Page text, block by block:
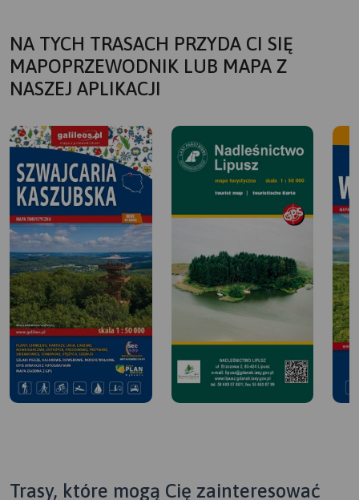
NA TYCH TRASACH PRZYDA CI SIĘ
MAPOPRZEWODNIK LUB MAPA Z
NASZEJ APLIKACJI
Trasy, które mogą Cię zainteresować